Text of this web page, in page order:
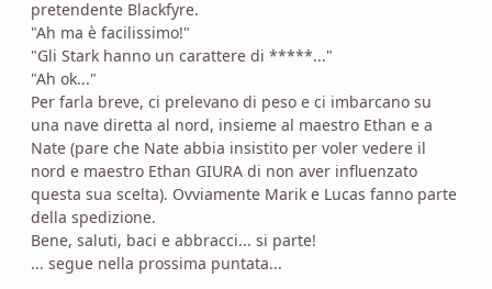
pretendente Blackfyre.
"Ah ma è facilissimo!"
"Gli Stark hanno un carattere di *****..."
"Ah ok..."
Per farla breve, ci prelevano di peso e ci imbarcano su
una nave diretta al nord, insieme al maestro Ethan e a
Nate (pare che Nate abbia insistito per voler vedere il
nord e maestro Ethan GIURA di non aver influenzato
questa sua scelta). Ovviamente Marik e Lucas fanno parte
della spedizione.
Bene, saluti, baci e abbracci... si parte!
... segue nella prossima puntata...